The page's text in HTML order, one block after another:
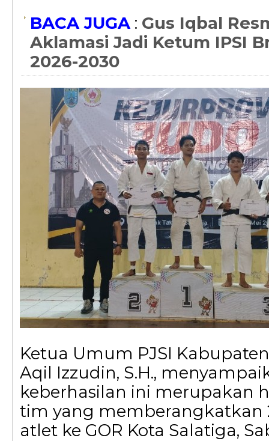
BACA JUGA: Gus Iqbal
Aklamasi Jadi Ketum IPSI
2026-2030
Ketua Umum PJSI
Aqil Izzudin, S.H.,
keberhasilan ini merupakan
tim yang memberangkatkan
atlet ke GOR Kota Salatiga,